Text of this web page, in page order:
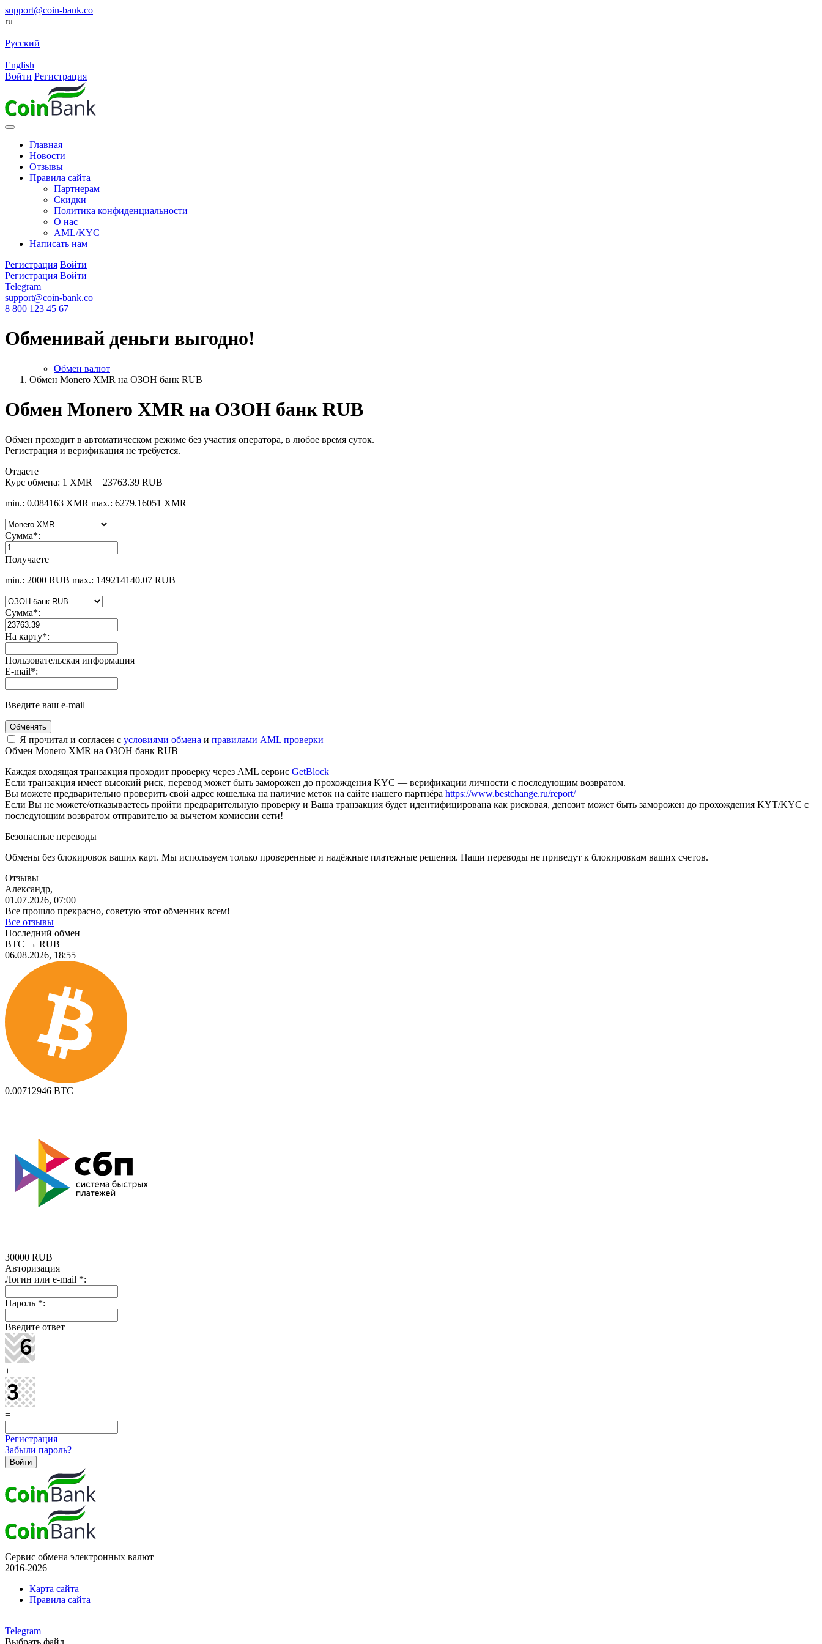
support@coin-bank.co
ru
Русский
English
Войти Регистрация
Главная
Новости
Отзывы
Правила сайта
Партнерам
Скидки
Политика конфиденциальности
О нас
AML/KYC
Написать нам
Регистрация Войти
Регистрация Войти
Telegram
support@coin-bank.co
8 800 123 45 67
Обменивай деньги выгодно!
Обмен валют
Обмен Monero XMR на ОЗОН банк RUB
Обмен Monero XMR на ОЗОН банк RUB
Обмен проходит в автоматическом режиме без участия оператора, в любое время суток.
Регистрация и верификация не требуется.
Отдаете
Курс обмена: 1 XMR = 23763.39 RUB
min.: 0.084163 XMR max.: 6279.16051 XMR
Сумма*:
Получаете
min.: 2000 RUB max.: 149214140.07 RUB
Сумма*:
На карту*:
Пользовательская информация
E-mail*:
Введите ваш e-mail
Я прочитал и согласен с условиями обмена и правилами AML проверки
Обмен Monero XMR на ОЗОН банк RUB
Каждая входящая транзакция проходит проверку через AML сервис GetBlock
Если транзакция имеет высокий риск, перевод может быть заморожен до прохождения KYC — верификации личности с последующим возвратом.
Вы можете предварительно проверить свой адрес кошелька на наличие меток на сайте нашего партнёра https://www.bestchange.ru/report/
Eсли Вы не можете/отказываетесь пройти предварительную проверку и Ваша транзакция будет идентифицирована как рисковая, депозит может быть заморожен до прохождения KYT/KYC с
последующим возвратом отправителю за вычетом комиссии сети!
Безопасные переводы
Обмены без блокировок ваших карт. Мы используем только проверенные и надёжные платежные решения. Наши переводы не приведут к блокировкам ваших счетов.
Отзывы
Александр,
01.07.2026, 07:00
Все прошло прекрасно, советую этот обменник всем!
Все отзывы
Последний обмен
BTC → RUB
06.08.2026, 18:55
0.00712946 BTC
30000 RUB
Авторизация
Логин или e-mail *:
Пароль *:
Введите ответ
+
=
Регистрация
Забыли пароль?
Сервис обмена электронных валют
2016-2026
Карта сайта
Правила сайта
Telegram
Выбрать файл